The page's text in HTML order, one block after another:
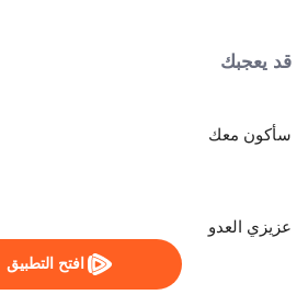
افتح التطبيق
قد يعجبك
سأكون معك
عزيزي العدو